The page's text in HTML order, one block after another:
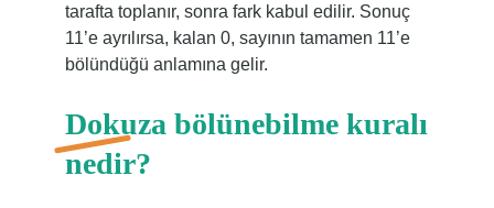
tarafta toplanır, sonra fark kabul edilir. Sonuç
11’e ayrılırsa, kalan 0, sayının tamamen 11’e
bölündüğü anlamına gelir.
Dokuza bölünebilme kuralı
nedir?